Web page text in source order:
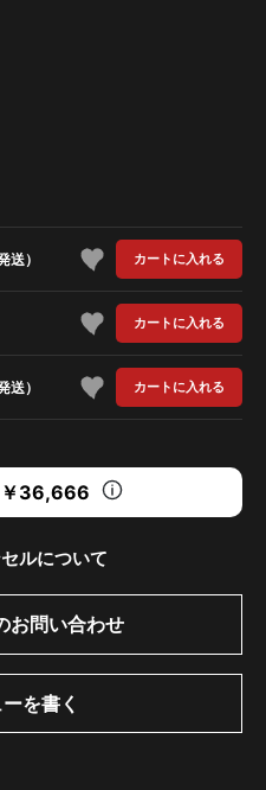
送） カートに入れる
カートに入れる
送） カートに入れる
￥36,666
ルについて
お問い合わせ
を書く